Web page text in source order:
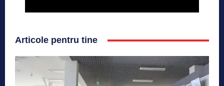
Articole pentru tine